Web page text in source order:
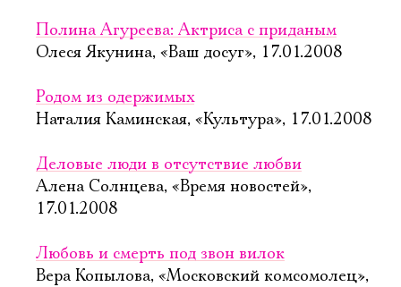
Полина Агуреева: Актриса с приданым
Олеся Якунина, «Ваш досуг», 17.01.2008
Родом из одержимых
Наталия Каминская, «Культура», 17.01.2008
Деловые люди в отсутствие любви
Алена Солнцева, «Время новостей»,
17.01.2008
Любовь и смерть под звон вилок
Вера Копылова, «Московский комсомолец»,